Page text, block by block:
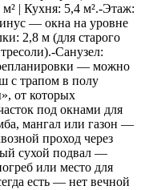
| Кухня: 5,4 м².-Этаж:
— окна на уровне
2,8 м (для старого
Санузел:
— можно
с трапом в полу
от которых
под окнами для
мангал или газон —
проход через
сухой подвал —
или место для
есть — нет вечной